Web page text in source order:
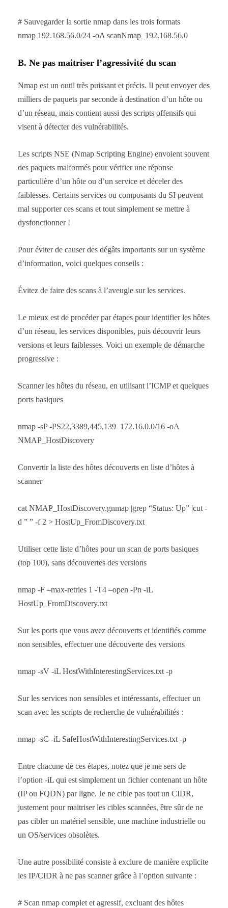
# Sauvegarder la sortie nmap dans les trois formats
nmap 192.168.56.0/24 -oA scanNmap_192.168.56.0
B. Ne pas maitriser l’agressivité du scan
Nmap est un outil très puissant et précis. Il peut envoyer des
milliers de paquets par seconde à destination d’un hôte ou
d’un réseau, mais contient aussi des scripts offensifs qui
visent à détecter des vulnérabilités.
Les scripts NSE (Nmap Scripting Engine) envoient souvent
des paquets malformés pour vérifier une réponse
particulière d’un hôte ou d’un service et déceler des
faiblesses. Certains services ou composants du SI peuvent
mal supporter ces scans et tout simplement se mettre à
dysfonctionner !
Pour éviter de causer des dégâts importants sur un système
d’information, voici quelques conseils :
Évitez de faire des scans à l’aveugle sur les services.
Le mieux est de procéder par étapes pour identifier les hôtes
d’un réseau, les services disponibles, puis découvrir leurs
versions et leurs faiblesses. Voici un exemple de démarche
progressive :
Scanner les hôtes du réseau, en utilisant l’ICMP et quelques
ports basiques
nmap -sP -PS22,3389,445,139 172.16.0.0/16 -oA
NMAP_HostDiscovery
Convertir la liste des hôtes découverts en liste d’hôtes à
scanner
cat NMAP_HostDiscovery.gnmap |grep “Status: Up” |cut -
d ” ” -f 2 > HostUp_FromDiscovery.txt
Utiliser cette liste d’hôtes pour un scan de ports basiques
(top 100), sans découvertes des versions
nmap -F –max-retries 1 -T4 –open -Pn -iL
HostUp_FromDiscovery.txt
Sur les ports que vous avez découverts et identifiés comme
non sensibles, effectuer une découverte des versions
nmap -sV -iL HostWithInterestingServices.txt -p
Sur les services non sensibles et intéressants, effectuer un
scan avec les scripts de recherche de vulnérabilités :
nmap -sC -iL SafeHostWithInterestingServices.txt -p
Entre chacune de ces étapes, notez que je me sers de
l’option -iL qui est simplement un fichier contenant un hôte
(IP ou FQDN) par ligne. Je ne cible pas tout un CIDR,
justement pour maitriser les cibles scannées, être sûr de ne
pas cibler un matériel sensible, une machine industrielle ou
un OS/services obsolètes.
Une autre possibilité consiste à exclure de manière explicite
les IP/CIDR à ne pas scanner grâce à l’option suivante :
# Scan nmap complet et agressif, excluant des hôtes